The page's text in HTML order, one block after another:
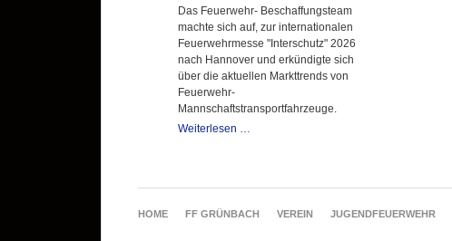
Das Feuerwehr- Beschaffungsteam
machte sich auf, zur internationalen
Feuerwehrmesse "Interschutz" 2026
nach Hannover und erkündigte sich
über die aktuellen Markttrends von
Feuerwehr-
Mannschaftstransportfahrzeuge.
Weiterlesen …
in
Hannover
NAVIGATION
HOME FF GRÜNBACH VEREIN JUGENDFEUERWEHR